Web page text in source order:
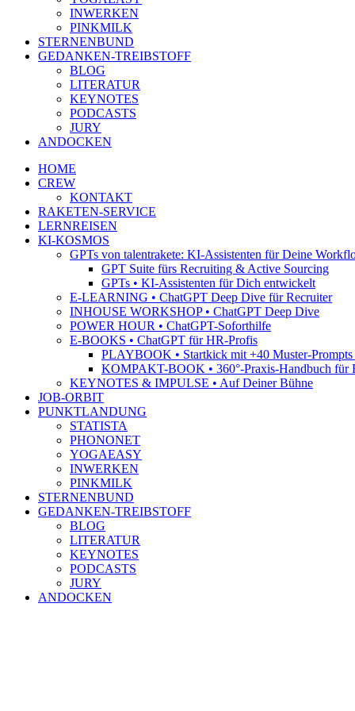
INWERKEN
PINKMILK
STERNENBUND
GEDANKEN-TREIBSTOFF
BLOG
LITERATUR
KEYNOTES
PODCASTS
JURY
ANDOCKEN
HOME
CREW
KONTAKT
RAKETEN-SERVICE
LERNREISEN
KI-KOSMOS
GPTs von talentrakete: KI-Assistenten für Deine
GPT Suite fürs Recruiting & Active Sourcing
GPTs • KI-Assistenten für Dich entwickelt
E-LEARNING • ChatGPT Deep Dive für Recruiter
INHOUSE WORKSHOP • ChatGPT Deep Dive
POWER HOUR • ChatGPT-Soforthilfe
E-BOOKS • ChatGPT für HR-Profis
PLAYBOOK • Startkick mit +40 Muster-
KOMPAKT-BOOK • 360°-Praxis-Handbuch für
KEYNOTES & IMPULSE • Auf Deiner Bühne
JOB-ORBIT
PUNKTLANDUNG
STATISTA
PHONONET
YOGAEASY
INWERKEN
PINKMILK
STERNENBUND
GEDANKEN-TREIBSTOFF
BLOG
LITERATUR
KEYNOTES
PODCASTS
JURY
ANDOCKEN